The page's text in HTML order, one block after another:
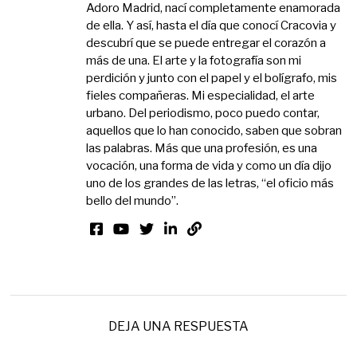
Adoro Madrid, nací completamente enamorada
de ella. Y así, hasta el día que conocí Cracovia y
descubrí que se puede entregar el corazón a
más de una. El arte y la fotografía son mi
perdición y junto con el papel y el bolígrafo, mis
fieles compañeras. Mi especialidad, el arte
urbano. Del periodismo, poco puedo contar,
aquellos que lo han conocido, saben que sobran
las palabras. Más que una profesión, es una
vocación, una forma de vida y como un día dijo
uno de los grandes de las letras, “el oficio más
bello del mundo”.
DEJA UNA RESPUESTA